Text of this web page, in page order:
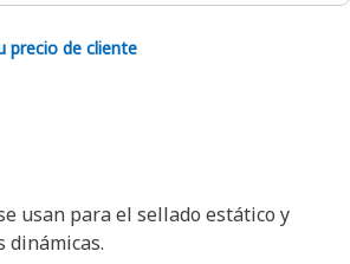
precio de cliente
usan para el sellado estático y
dinámicas.